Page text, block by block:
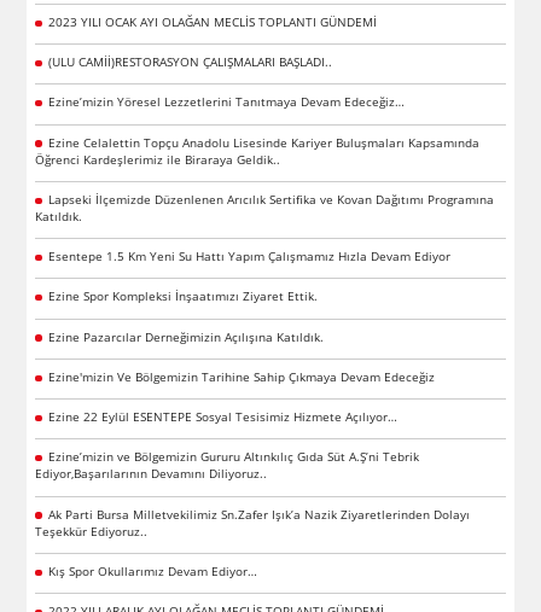
2023 YILI OCAK AYI OLAĞAN MECLİS TOPLANTI GÜNDEMİ
(ULU CAMİİ)RESTORASYON ÇALIŞMALARI BAŞLADI..
Ezine’mizin Yöresel Lezzetlerini Tanıtmaya Devam Edeceğiz…
Ezine Celalettin Topçu Anadolu Lisesinde Kariyer Buluşmaları Kapsamında
Öğrenci Kardeşlerimiz ile Biraraya Geldik..
Lapseki İlçemizde Düzenlenen Arıcılık Sertifika ve Kovan Dağıtımı Programına
Katıldık.
Esentepe 1.5 Km Yeni Su Hattı Yapım Çalışmamız Hızla Devam Ediyor
Ezine Spor Kompleksi İnşaatımızı Ziyaret Ettik.
Ezine Pazarcılar Derneğimizin Açılışına Katıldık.
Ezine'mizin Ve Bölgemizin Tarihine Sahip Çıkmaya Devam Edeceğiz
Ezine 22 Eylül ESENTEPE Sosyal Tesisimiz Hizmete Açılıyor…
Ezine’mizin ve Bölgemizin Gururu Altınkılıç Gıda Süt A.Ş’ni Tebrik
Ediyor,Başarılarının Devamını Diliyoruz..
Ak Parti Bursa Milletvekilimiz Sn.Zafer Işık’a Nazik Ziyaretlerinden Dolayı
Teşekkür Ediyoruz..
Kış Spor Okullarımız Devam Ediyor…